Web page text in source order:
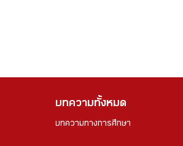
บทความทั้งหมด
บทความทางการศึกษา